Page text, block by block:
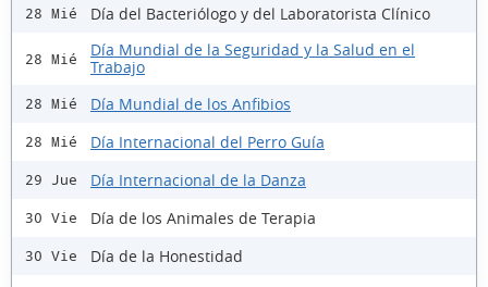
28 Mié Día del Bacteriólogo y del Laboratorista Clínico
28 Mié
Día Mundial de la Seguridad y la Salud en el
Trabajo
28 Mié Día Mundial de los Anfibios
28 Mié Día Internacional del Perro Guía
29 Jue Día Internacional de la Danza
30 Vie Día de los Animales de Terapia
30 Vie Día de la Honestidad